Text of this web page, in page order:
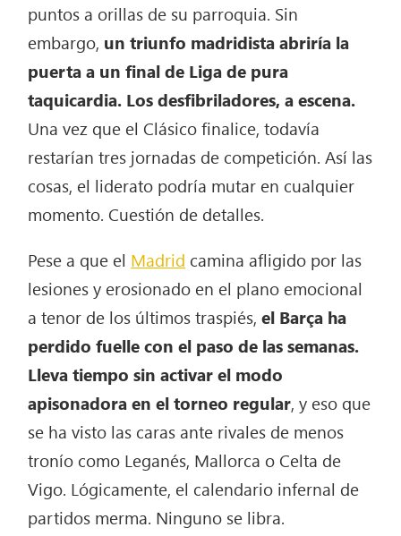
puntos a orillas de su parroquia. Sin
embargo, un triunfo madridista abriría la
puerta a un final de Liga de pura
taquicardia. Los desfibriladores, a escena.
Una vez que el Clásico finalice, todavía
restarían tres jornadas de competición. Así las
cosas, el liderato podría mutar en cualquier
momento. Cuestión de detalles.
Pese a que el Madrid camina afligido por las
lesiones y erosionado en el plano emocional
a tenor de los últimos traspiés,el Barça ha
perdido fuelle con el paso de las semanas.
Lleva tiempo sin activar el modo
apisonadora en el torneo regular, y eso que
se ha visto las caras ante rivales de menos
tronío como Leganés, Mallorca o Celta de
Vigo. Lógicamente, el calendario infernal de
partidos merma. Ninguno se libra.